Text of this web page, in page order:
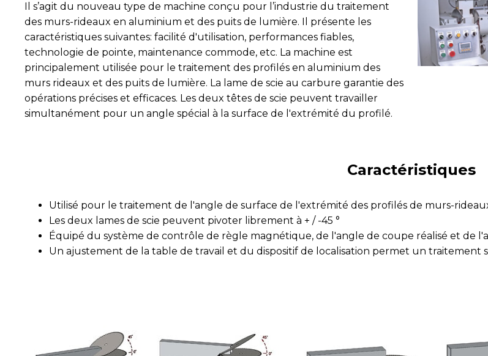
Il s’agit du nouveau type de machine conçu pour l’industrie du traitement
des murs-rideaux en aluminium et des puits de lumière. Il présente les
caractéristiques suivantes: facilité d'utilisation, performances fiables,
technologie de pointe, maintenance commode, etc. La machine est
principalement utilisée pour le traitement des profilés en aluminium des
murs rideaux et des puits de lumière. La lame de scie au carbure garantie des
opérations précises et efficaces. Les deux têtes de scie peuvent travailler
simultanément pour un angle spécial à la surface de l'extrémité du profilé.
Caractéristiques
Utilisé pour le traitement de l'angle de surface de l'extrémité des profilés de murs-
Les deux lames de scie peuvent pivoter librement à + / -45 °
Équipé du système de contrôle de règle magnétique, de l'angle de coupe réalisé et de
Un ajustement de la table de travail et du dispositif de localisation permet un traitement